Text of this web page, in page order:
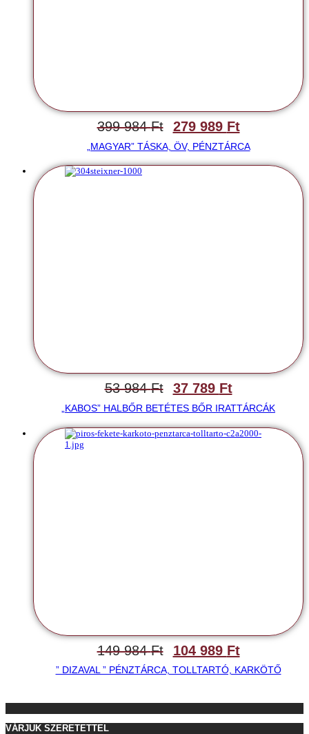
399 984Ft 279 989 Ft
„MAGYAR” TÁSKA, ÖV, PÉNZTÁRCA
53 984Ft 37 789 Ft
„KABOS” HALBŐR BETÉTES BŐR IRATTÁRCÁK
149 984Ft 104 989 Ft
” DIZAVAL ” PÉNZTÁRCA, TOLLTARTÓ, KARKÖTŐ
VÁRJUK SZERETETTEL